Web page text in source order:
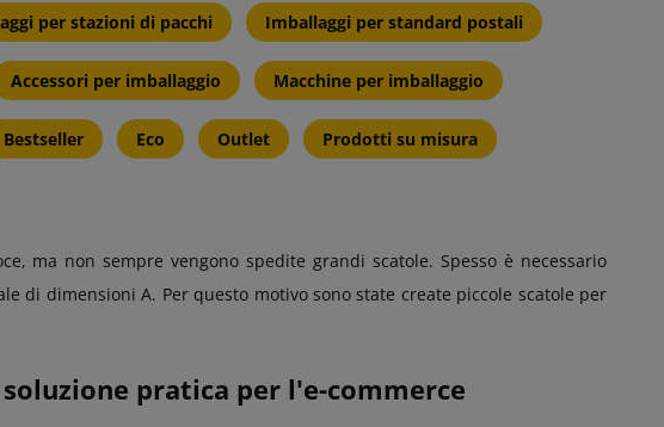
per stazioni di pacchi Imballaggi per standard postali
Accessori per imballaggio Macchine per imballaggio
Bestseller Eco Outlet Prodotti su misura
ma non sempre vengono spedite grandi scatole. Spesso è necessario
di dimensioni A. Per questo motivo sono state create piccole scatole per
pratica per l'e-commerce